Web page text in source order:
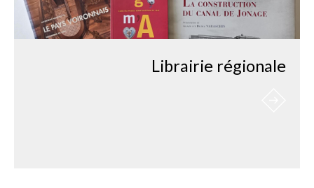
Librairie régionale